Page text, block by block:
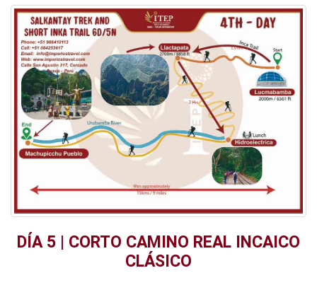
DÍA 5 | CORTO CAMINO REAL INCAICO
CLÁSICO